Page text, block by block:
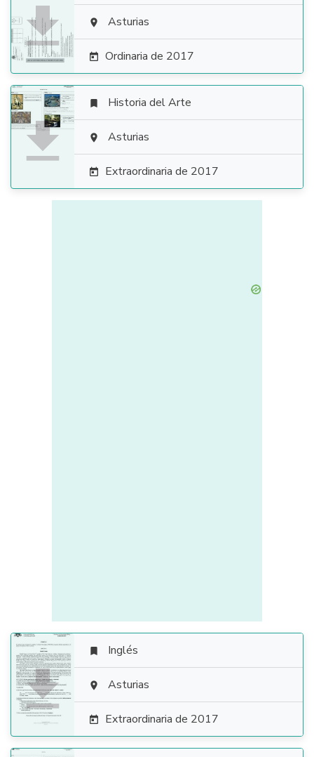
  Asturias
 Ordinaria de 2017

 Historia del Arte
 Asturias
 Extraordinaria de 2017

 Inglés
 Asturias
 Extraordinaria de 2017